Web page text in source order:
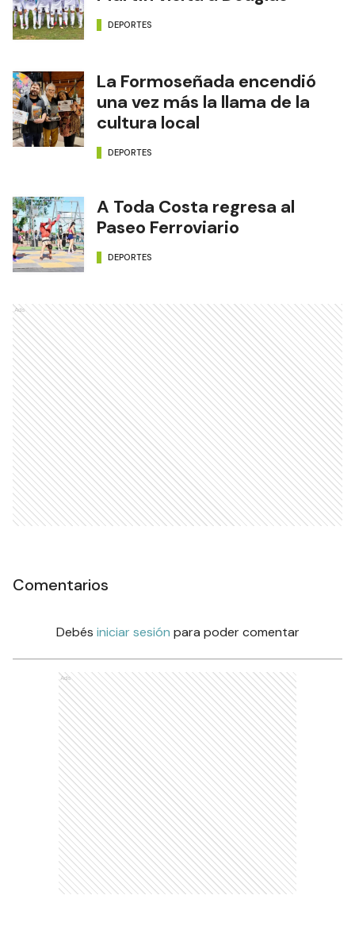
DEPORTES
La Formoseñada encendió
una vez más la llama de la
cultura local
DEPORTES
A Toda Costa regresa al
Paseo Ferroviario
DEPORTES
Ads
Comentarios
Debés iniciar sesión para poder comentar
Ads